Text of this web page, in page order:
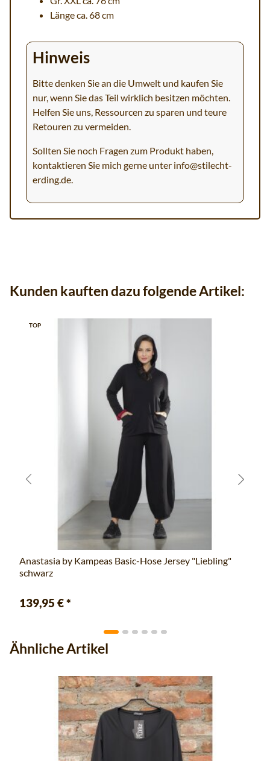
Länge ca. 68 cm
Hinweis
Bitte denken Sie an die Umwelt und kaufen Sie
nur, wenn Sie das Teil wirklich besitzen möchten.
Helfen Sie uns, Ressourcen zu sparen und teure
Retouren zu vermeiden.
Sollten Sie noch Fragen zum Produkt haben,
kontaktieren Sie mich gerne unter info@stilecht-
erding.de.
Kunden kauften dazu folgende Artikel:
TOP
Anastasia by Kampeas Basic-Hose Jersey "Liebling"
schwarz
139,95 €*
Ähnliche Artikel